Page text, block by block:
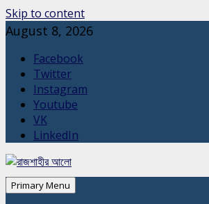
Skip to content
August 8, 2026
Facebook
Twitter
Instagram
Youtube
VK
LinkedIn
Primary Menu